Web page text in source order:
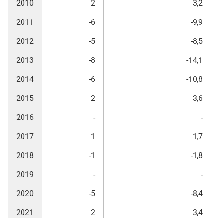
2010 2 3,2
2011 -6 -9,9
2012 -5 -8,5
2013 -8 -14,1
2014 -6 -10,8
2015 -2 -3,6
2016 - -
2017 1 1,7
2018 -1 -1,8
2019 - -
2020 -5 -8,4
2021 2 3,4